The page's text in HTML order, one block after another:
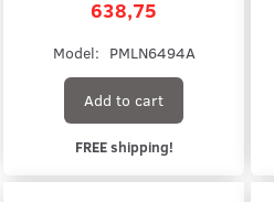
638,75
Model: PMLN6494A
Add to cart
FREE shipping!